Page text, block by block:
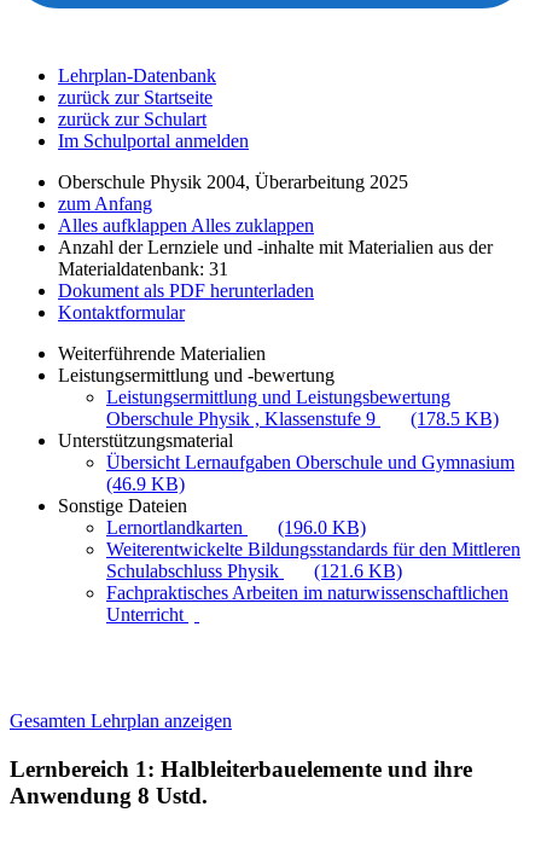
Lehrplan-Datenbank
zurück zur Startseite
zurück zur Schulart
Im Schulportal anmelden
Oberschule Physik 2004, Überarbeitung 2025
zum Anfang
Alles aufklappen Alles zuklappen
Anzahl der Lernziele und -inhalte mit Materialien aus der
Materialdatenbank: 31
Dokument als PDF herunterladen
Kontaktformular
Weiterführende Materialien
Leistungsermittlung und -bewertung
Leistungsermittlung und Leistungsbewertung
Oberschule Physik , Klassenstufe 9
(178.5 KB)
Unterstützungsmaterial
Übersicht Lernaufgaben Oberschule und Gymnasium
(46.9 KB)
Sonstige Dateien
Lernortlandkarten
(196.0 KB)
Weiterentwickelte Bildungsstandards für den Mittleren
Schulabschluss Physik
(121.6 KB)
Fachpraktisches Arbeiten im naturwissenschaftlichen
Unterricht
Gesamten Lehrplan anzeigen
Lernbereich 1: Halbleiterbauelemente und ihre
Anwendung 8 Ustd.